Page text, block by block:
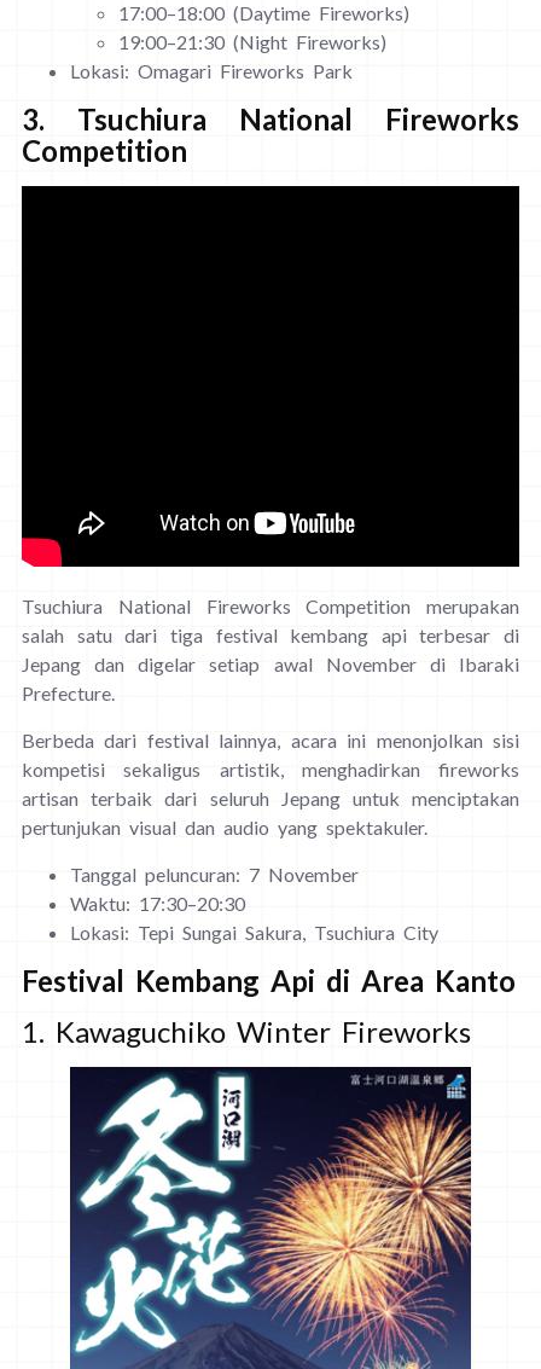
17:00–18:00 (Daytime Fireworks)
19:00–21:30 (Night Fireworks)
Lokasi: Omagari Fireworks Park
3. Tsuchiura National Fireworks
Competition
Tsuchiura National Fireworks Competition merupakan
salah satu dari tiga festival kembang api terbesar di
Jepang dan digelar setiap awal November di Ibaraki
Prefecture.
Berbeda dari festival lainnya, acara ini menonjolkan sisi
kompetisi sekaligus artistik, menghadirkan fireworks
artisan terbaik dari seluruh Jepang untuk menciptakan
pertunjukan visual dan audio yang spektakuler.
Tanggal peluncuran: 7 November
Waktu: 17:30–20:30
Lokasi: Tepi Sungai Sakura, Tsuchiura City
Festival Kembang Api di Area Kanto
1. Kawaguchiko Winter Fireworks